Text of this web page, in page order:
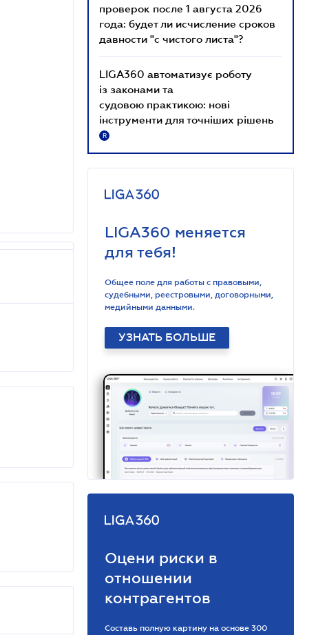
проверок после 1 августа 2026
года: будет ли исчисление сроков
давности "с чистого листа"?
LIGA360 автоматизує роботу
із законами та
судовою практикою: нові
інструменти для точніших рішень
R
LIGA360 меняется
для тебя!
Общее поле для работы с правовыми,
судебными, реестровыми, договорными,
медийными данными.
УЗНАТЬ БОЛЬШЕ
Оцени риски в
отношении
контрагентов
Составь полную картину на основе 300